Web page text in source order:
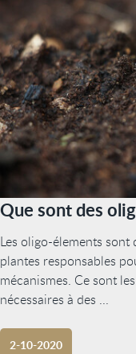
Que sont des
Les oligo-élements sont
plantes responsables
mécanismes. Ce sont
nécessaires à des ...
2-10-2020